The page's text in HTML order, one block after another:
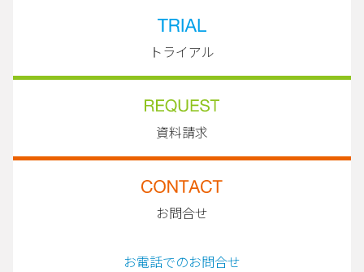
トライアル
資料請求
お問合せ
お電話でのお問合せ